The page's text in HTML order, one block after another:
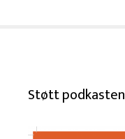
Støtt podkasten